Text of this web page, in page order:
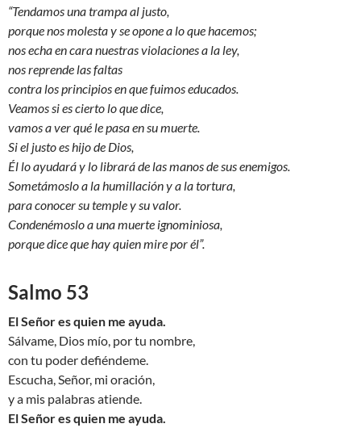
“Tendamos una trampa al justo,
porque nos molesta y se opone a lo que hacemos;
nos echa en cara nuestras violaciones a la ley,
nos reprende las faltas
contra los principios en que fuimos educados.
Veamos si es cierto lo que dice,
vamos a ver qué le pasa en su muerte.
Si el justo es hijo de Dios,
Él lo ayudará y lo librará de las manos de sus enemigos.
Sometámoslo a la humillación y a la tortura,
para conocer su temple y su valor.
Condenémoslo a una muerte ignominiosa,
porque dice que hay quien mire por él”.
Salmo 53
El Señor es quien me ayuda.
Sálvame, Dios mío, por tu nombre,
con tu poder defiéndeme.
Escucha, Señor, mi oración,
y a mis palabras atiende.
El Señor es quien me ayuda.